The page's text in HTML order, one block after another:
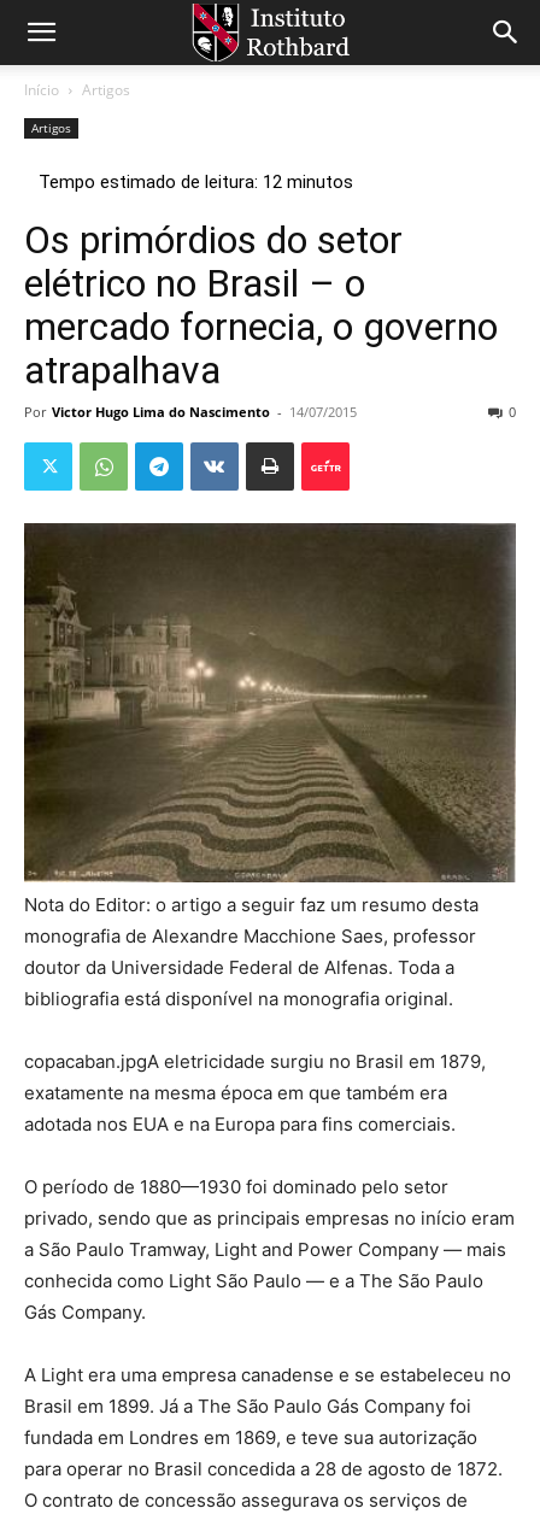
Início Artigos
Artigos
Os primórdios do setor
elétrico no Brasil – o
mercado fornecia, o governo
atrapalhava
Por Victor Hugo Lima do Nascimento - 14/07/2015 0
Nota do Editor: o artigo a seguir faz um resumo desta
monografia de Alexandre Macchione Saes, professor
doutor da Universidade Federal de Alfenas. Toda a
bibliografia está disponível na monografia original.
copacaban.jpgA eletricidade surgiu no Brasil em 1879,
exatamente na mesma época em que também era
adotada nos EUA e na Europa para fins comerciais.
O período de 1880—1930 foi dominado pelo setor
privado, sendo que as principais empresas no início eram
a São Paulo Tramway, Light and Power Company — mais
conhecida como Light São Paulo — e a The São Paulo
Gás Company.
A Light era uma empresa canadense e se estabeleceu no
Brasil em 1899. Já a The São Paulo Gás Company foi
fundada em Londres em 1869, e teve sua autorização
para operar no Brasil concedida a 28 de agosto de 1872.
O contrato de concessão assegurava os serviços de